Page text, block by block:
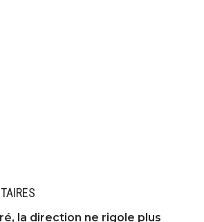
la direction ne rigole plus